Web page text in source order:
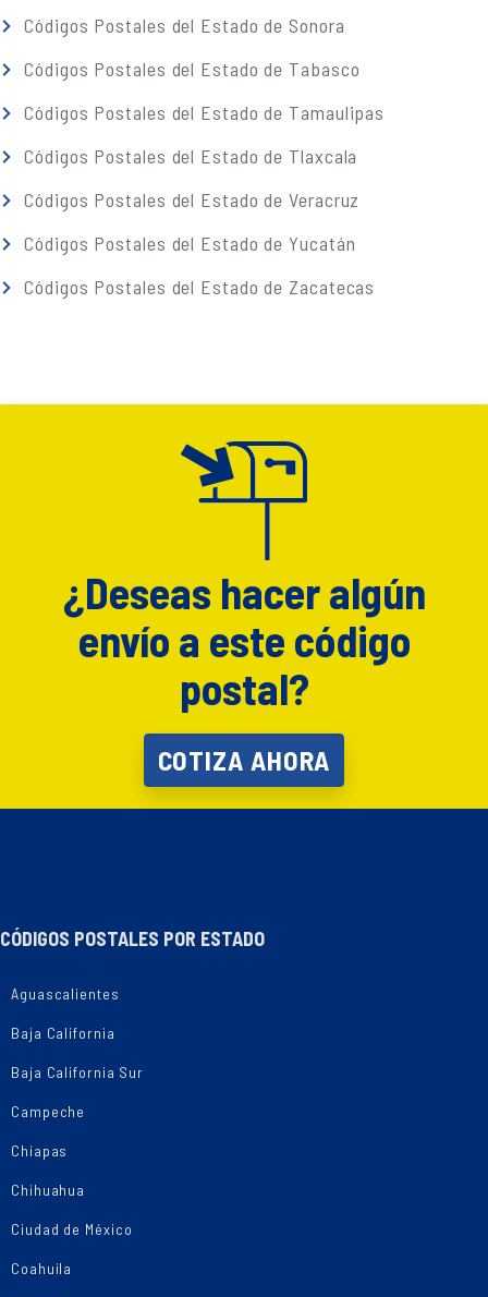
Códigos Postales del Estado de Sonora
Códigos Postales del Estado de Tabasco
Códigos Postales del Estado de Tamaulipas
Códigos Postales del Estado de Tlaxcala
Códigos Postales del Estado de Veracruz
Códigos Postales del Estado de Yucatán
Códigos Postales del Estado de Zacatecas
¿Deseas hacer algún
envío a este código
postal?
COTIZA AHORA
CÓDIGOS POSTALES POR ESTADO
Aguascalientes
Baja California
Baja California Sur
Campeche
Chiapas
Chihuahua
Ciudad de México
Coahuila